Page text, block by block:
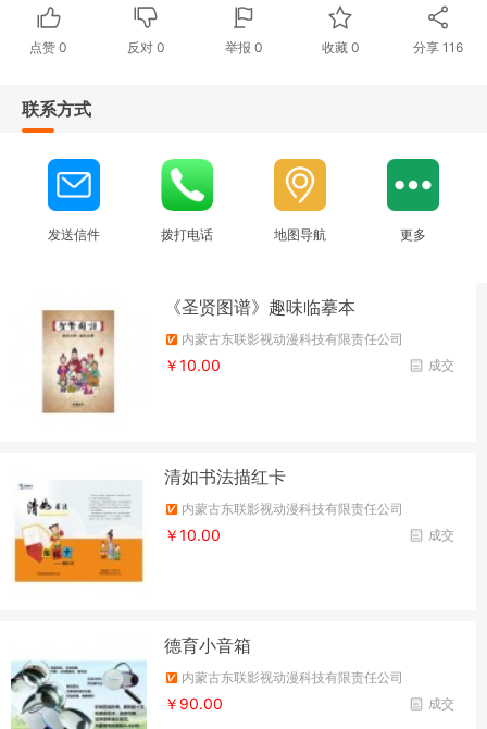
点赞0 反对 0 举报 0 收藏 0 分享116
联系方式
发送信件 拨打电话 地图导航 更多
《圣贤图谱》趣味临摹本
内蒙古东联影视动漫科技有限责任公司
成交
￥10.00
清如书法描红卡
内蒙古东联影视动漫科技有限责任公司
成交
￥10.00
德育小音箱
内蒙古东联影视动漫科技有限责任公司
成交
￥90.00